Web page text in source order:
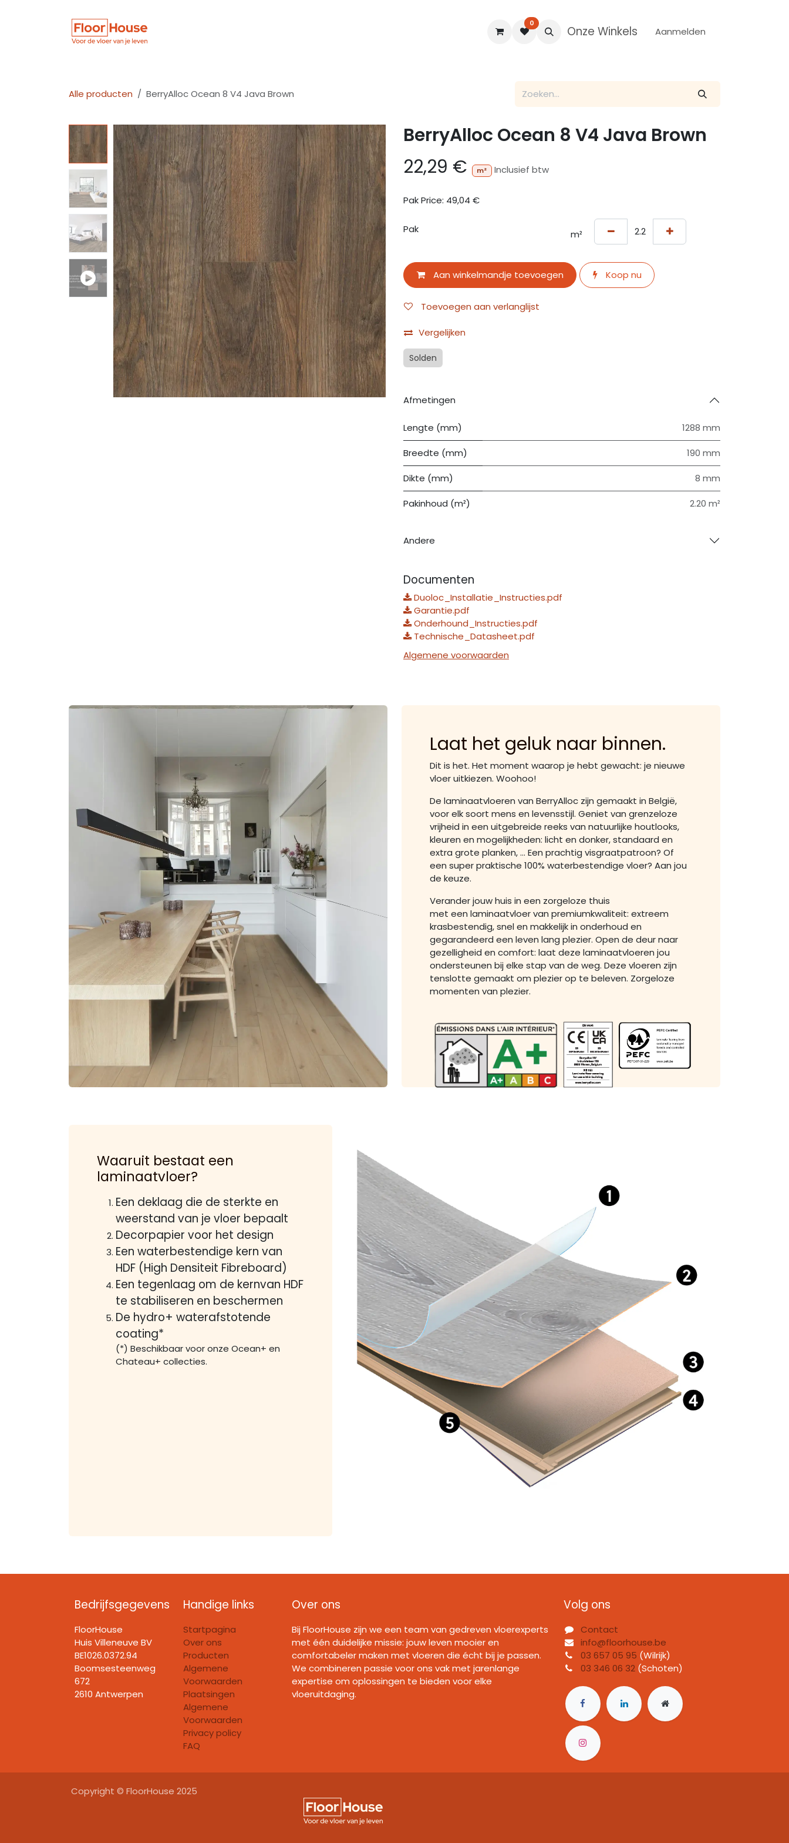
Blogs
0
Onze Winkels Aanmelden
Alle producten BerryAlloc Ocean 8 V4 Java Brown
BerryAlloc Ocean 8 V4 Java Brown
22,29 € m² Inclusief btw
Pak Price: 49,04 €
Pak m²
Aan winkelmandje toevoegen Koop nu
Toevoegen aan verlanglijst
Vergelijken
Solden
Afmetingen
Lengte (mm) 1288 mm
Breedte (mm) 190 mm
Dikte (mm) 8 mm
Pakinhoud (m²) 2.20 m²
Andere
Documenten
Duoloc_Installatie_Instructies.pdf
Garantie.pdf
Onderhound_Instructies.pdf
Technische_Datasheet.pdf
Algemene voorwaarden
Laat het geluk naar binnen.
Dit is het. Het moment waarop je hebt gewacht: je nieuwe
vloer uitkiezen. Woohoo!
De laminaatvloeren van BerryAlloc zijn gemaakt in België,
voor elk soort mens en levensstijl. Geniet van grenzeloze
vrijheid in een uitgebreide reeks van natuurlijke houtlooks,
kleuren en mogelijkheden: licht en donker, standaard en
extra grote planken, … Een prachtig visgraatpatroon? Of
een super praktische 100% waterbestendige vloer? Aan jou
de keuze.
Verander jouw huis in een zorgeloze thuis
met een laminaatvloer van premiumkwaliteit: extreem
krasbestendig, snel en makkelijk in onderhoud en
gegarandeerd een leven lang plezier. Open de deur naar
gezelligheid en comfort: laat deze laminaatvloeren jou
ondersteunen bij elke stap van de weg. Deze vloeren zijn
tenslotte gemaakt om plezier op te beleven. Zorgeloze
momenten van plezier.
Waaruit bestaat een
laminaatvloer?
Een deklaag die de sterkte en
weerstand van je vloer bepaalt
Decorpapier voor het design
Een waterbestendige kern van
HDF (High Densiteit Fibreboard)
Een tegenlaag om de kernvan HDF
te stabiliseren en beschermen
De hydro+ waterafstotende
coating*
(*) Beschikbaar voor onze Ocean+ en
Chateau+ collecties.
Volg ons
Contact
info@floorhouse.be
03 657 05 95 (Wilrijk)
03 346 06 32(Schoten)
Over ons
Bij FloorHouse zijn we een team van gedreven vloerexperts
met één duidelijke missie: jouw leven mooier en
comfortabeler maken met vloeren die écht bij je passen.
We combineren passie voor ons vak met jarenlange
expertise om oplossingen te bieden voor elke
vloeruitdaging.
Handige links
Startpagina
Over ons
Producten
Algemene
Voorwaarden
Plaatsingen
Algemene
Voorwaarden
Privacy policy
FAQ
Bedrijfsgegevens
FloorHouse
Huis Villeneuve BV​
BE1026.0372.94
Boomsesteenweg
672
2610 Antwerpen
Copyright © FloorHouse 2025